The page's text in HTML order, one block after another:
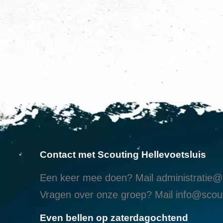
Contact met Scouting Hellevoetsluis
Een keer mee doen? Mail
Vragen over onze groep? Mail
Even bellen op zaterdagochtend